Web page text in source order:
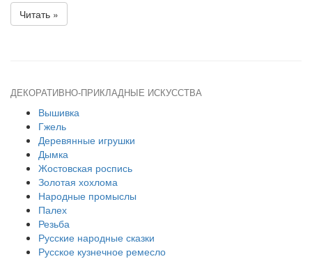
Читать »
ДЕКОРАТИВНО-ПРИКЛАДНЫЕ ИСКУССТВА
Вышивка
Гжель
Деревянные игрушки
Дымка
Жостовская роспись
Золотая хохлома
Народные промыслы
Палех
Резьба
Русские народные сказки
Русское кузнечное ремесло